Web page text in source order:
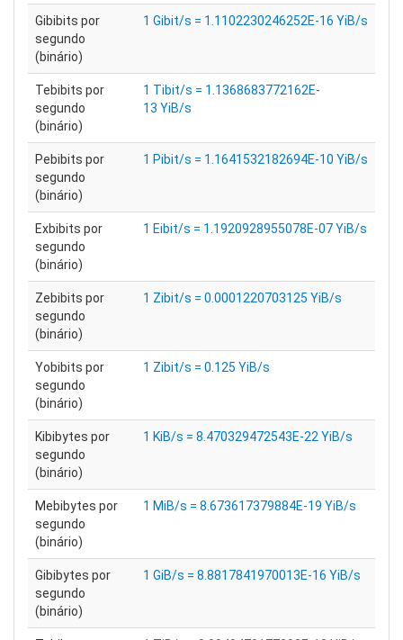
Gibibits por
segundo
(binário)
1 Gibit/s = 1.1102230246252E-16 YiB/s
Tebibits por
segundo
(binário)
1 Tibit/s = 1.1368683772162E-
13 YiB/s
Pebibits por
segundo
(binário)
1 Pibit/s = 1.1641532182694E-10 YiB/s
Exbibits por
segundo
(binário)
1 Eibit/s = 1.1920928955078E-07 YiB/s
Zebibits por
segundo
(binário)
1 Zibit/s = 0.0001220703125 YiB/s
Yobibits por
segundo
(binário)
1 Zibit/s = 0.125 YiB/s
Kibibytes por
segundo
(binário)
1 KiB/s = 8.470329472543E-22 YiB/s
Mebibytes por
segundo
(binário)
1 MiB/s = 8.673617379884E-19 YiB/s
Gibibytes por
segundo
(binário)
1 GiB/s = 8.8817841970013E-16 YiB/s